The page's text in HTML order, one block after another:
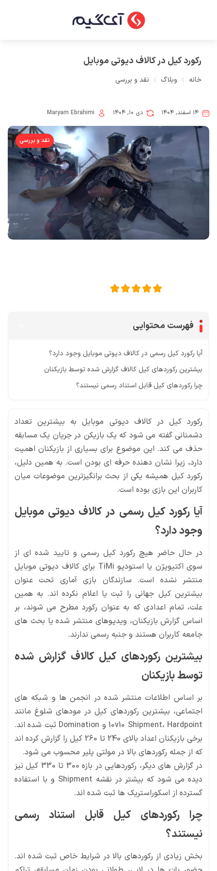
رکورد کیل در کالاف دیوتی موبایل
خانه وبلاگ نقد و بررسی
۱۴ اسفند, ۱۴۰۴ دی ۱۰, ۱۴۰۴ Maryam Ebrahimi
نقد و بررسی
فهرست محتوایی
آیا رکورد کیل رسمی در کالاف دیوتی موبایل وجود دارد؟
بیشترین رکوردهای کیل کالاف گزارش شده توسط بازیکنان
چرا رکوردهای کیل قابل استناد رسمی نیستند؟
رکورد کیل در کالاف دیوتی موبایل به بیشترین تعداد
دشمنانی گفته می شود که یک بازیکن در جریان یک مسابقه
حذف می کند. این موضوع برای بسیاری از بازیکنان اهمیت
دارد، زیرا نشان دهنده حرفه ای بودن است. به همین دلیل،
رکورد کیل همیشه یکی از بحث برانگیزترین موضوعات میان
کاربران این بازی بوده است.
آیا رکورد کیل رسمی در کالاف دیوتی موبایل
وجود دارد؟
در حال حاضر هیچ رکورد کیل رسمی و تایید شده ای از
سوی اکتیویژن یا استودیو TiMi برای کالاف دیوتی موبایل
منتشر نشده است. سازندگان بازی آماری تحت عنوان
بیشترین کیل جهانی را ثبت یا اعلام نکرده اند. به همین
علت، تمام اعدادی که به عنوان رکورد مطرح می شوند، بر
اساس گزارش بازیکنان، ویدیوهای منتشر شده یا بحث های
جامعه کاربران هستند و جنبه رسمی ندارند.
بیشترین رکوردهای کیل کالاف گزارش شده
توسط بازیکنان
بر اساس اطلاعات منتشر شده در انجمن ها و شبکه های
اجتماعی، بیشترین رکوردهای کیل در مودهای شلوغ مانند
10v10 Shipment، Hardpoint و Domination ثبت شده اند.
برخی بازیکنان اعداد بالای 240 تا 260 کیل را گزارش کرده اند
که از جمله رکوردهای بالا در مولتی پلیر محسوب می شود.
در گزارش های دیگر، رکوردهایی در بازه 300 تا 330 کیل نیز
دیده می شود که بیشتر در نقشه Shipment و با استفاده
گسترده از اسکوراستریک ها ثبت شده اند.
چرا رکوردهای کیل قابل استناد رسمی
نیستند؟
بخش زیادی از رکوردهای بالا در شرایط خاص ثبت شده اند.